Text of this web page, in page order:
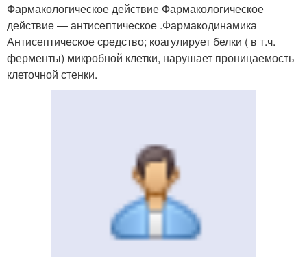
Фармакологическое действие Фармакологическое
действие — антисептическое .Фармакодинамика
Антисептическое средство; коагулирует белки ( в т.ч.
ферменты) микробной клетки, нарушает проницаемость
клеточной стенки.